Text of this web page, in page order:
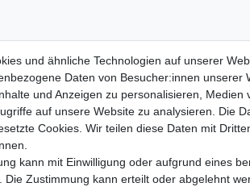
und ähnliche Technologien auf unserer
Daten von Besucher:innen unserer
und Anzeigen zu personalisieren, Medien
auf unsere Website zu analysieren. Die
Cookies. Wir teilen diese Daten mit
kann mit Einwilligung oder aufgrund eines
Die Zustimmung kann erteilt oder abgelehnt